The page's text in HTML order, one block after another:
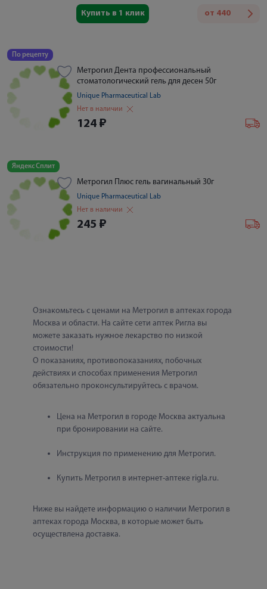
от 440
Купить в 1 клик
По рецепту
Метрогил Дента профессиональный
стоматологический гель для десен 50г
Unique Pharmaceutical Lab
Нет в наличии
124 ₽
Яндекс Сплит
Метрогил Плюс гель вагинальный 30г
Unique Pharmaceutical Lab
Нет в наличии
245 ₽
Ознакомьтесь с ценами на Метрогил в аптеках города
Москва и области. На сайте сети аптек Ригла вы
можете заказать нужное лекарство по низкой
стоимости!
О показаниях, противопоказаниях, побочных
действиях и способах применения Метрогил
обязательно проконсультируйтесь с врачом.
Цена на Метрогил в городе Москва актуальна
при бронировании на сайте.
Инструкция по применению для Метрогил.
Купить Метрогил в интернет-аптеке rigla.ru.
Ниже вы найдете информацию о наличии Метрогил в
аптеках города Москва, в которые может быть
осуществлена доставка.